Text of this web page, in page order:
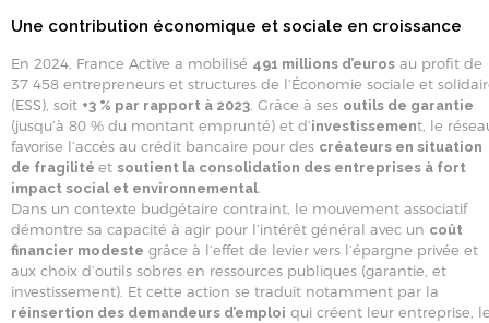
Une contribution économique et sociale en croissance
En 2024, France Active a mobilisé 491 millions d’euros au profit de
37 458 entrepreneurs et structures de l’Économie sociale et
(ESS), soit +3 % par rapport à 2023. Grâce à ses outils de garantie
(jusqu’à 80 % du montant emprunté) et d’investissement, le
favorise l’accès au crédit bancaire pour des créateurs en situation
de fragilité et soutient la consolidation des entreprises à fort
impact social et environnemental.
Dans un contexte budgétaire contraint, le mouvement associatif
démontre sa capacité à agir pour l’intérêt général avec un coût
financier modeste grâce à l’effet de levier vers l’épargne privée et
aux choix d’outils sobres en ressources publiques (garantie, et
investissement). Et cette action se traduit notamment par la
réinsertion des demandeurs d’emploi qui créent leur entreprise,